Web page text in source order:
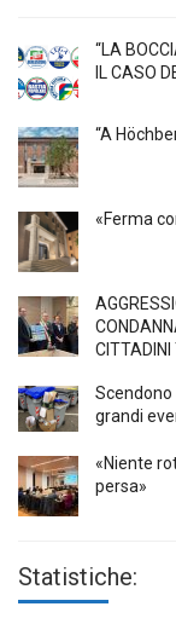
“LA
IL CASO
“A
«Ferma
CITTADINI
grandi
«Niente
persa»
Statistiche: